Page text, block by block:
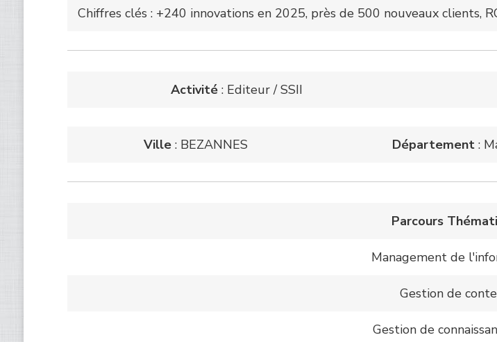
Chiffres clés : +240 innovations en 2025, près de 500 nouveaux clients,
Activité: Editeur / SSII
Ville: BEZANNES Département :
Parcours
Management de
Gestion de
Gestion de